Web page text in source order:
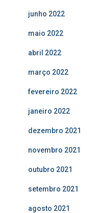
junho 2022
maio 2022
abril 2022
março 2022
fevereiro 2022
janeiro 2022
dezembro 2021
novembro 2021
outubro 2021
setembro 2021
agosto 2021